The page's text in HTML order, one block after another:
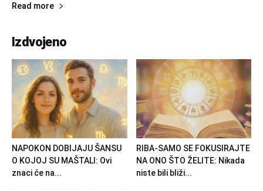
Read more
Izdvojeno
NAPOKON DOBIJAJU ŠANSU
O KOJOJ SU MAŠTALI: Ovi
znaci će na...
RIBA-SAMO SE FOKUSIRAJTE
NA ONO ŠTO ŽELITE: Nikada
niste bili bliži...